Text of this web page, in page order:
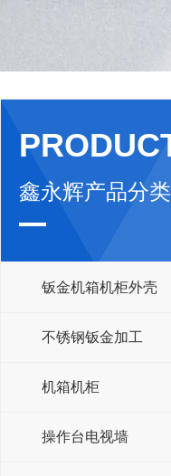
鑫永辉产品分类
钣金机箱机柜外壳
不锈钢钣金加工
机箱机柜
操作台电视墙